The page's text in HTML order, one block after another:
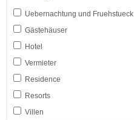
Uebernachtung und Fruehstueck
Gästehäuser
Hotel
Vermieter
Residence
Resorts
Villen